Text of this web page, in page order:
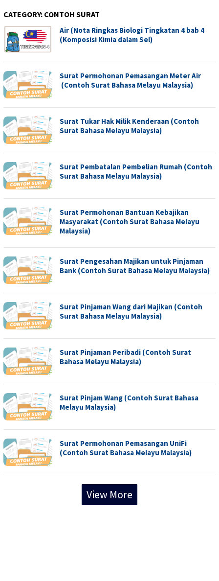
CATEGORY: CONTOH SURAT
Air (Nota Ringkas Biologi Tingkatan 4 bab 4
(Komposisi Kimia dalam Sel)
Surat Permohonan Pemasangan Meter Air
(Contoh Surat Bahasa Melayu Malaysia)
Surat Tukar Hak Milik Kenderaan (Contoh
Surat Bahasa Melayu Malaysia)
Surat Pembatalan Pembelian Rumah (Contoh
Surat Bahasa Melayu Malaysia)
Surat Permohonan Bantuan Kebajikan
Masyarakat (Contoh Surat Bahasa Melayu
Malaysia)
Surat Pengesahan Majikan untuk Pinjaman
Bank (Contoh Surat Bahasa Melayu Malaysia)
Surat Pinjaman Wang dari Majikan (Contoh
Surat Bahasa Melayu Malaysia)
Surat Pinjaman Peribadi (Contoh Surat
Bahasa Melayu Malaysia)
Surat Pinjam Wang (Contoh Surat Bahasa
Melayu Malaysia)
Surat Permohonan Pemasangan UniFi
(Contoh Surat Bahasa Melayu Malaysia)
View More